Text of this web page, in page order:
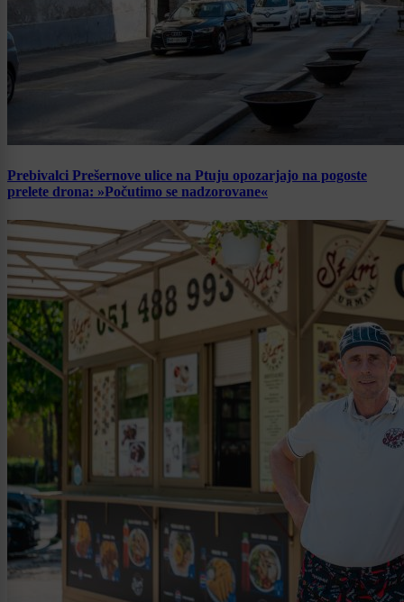
Prebivalci Prešernove ulice na Ptuju opozarjajo na pogoste
prelete drona: »Počutimo se nadzorovane«